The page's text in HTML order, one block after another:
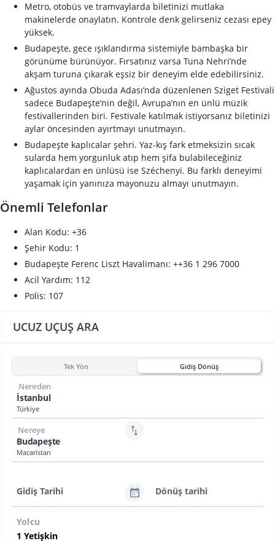
UCUZ UÇUŞ ARA
Tek Yön Gidiş Dönüş
İstanbul
Türkiye
Nereden
Budapeşte
Macaristan
Nereye
Gidiş Tarihi Dönüş tarihi
Yolcu
Metro, otobüs ve tramvaylarda biletinizi mutlaka
makinelerde onaylatın. Kontrole denk gelirseniz cezası epey
yüksek.
Budapeşte, gece ışıklandırma sistemiyle bambaşka bir
görünüme bürünüyor. Fırsatınız varsa Tuna Nehri’nde
akşam turuna çıkarak eşsiz bir deneyim elde edebilirsiniz.
Ağustos ayında Obuda Adası’nda düzenlenen Sziget Festivali
sadece Budapeşte’nin değil, Avrupa’nın en ünlü müzik
festivallerinden biri. Festivale katılmak istiyorsanız biletinizi
aylar öncesinden ayırtmayı unutmayın.
Budapeşte kaplıcalar şehri. Yaz-kış fark etmeksizin sıcak
sularda hem yorgunluk atıp hem şifa bulabileceğiniz
kaplıcalardan en ünlüsü ise Széchenyi. Bu farklı deneyimi
yaşamak için yanınıza mayonuzu almayı unutmayın.
Önemli Telefonlar
Alan Kodu: +36
Şehir Kodu: 1
Budapeşte Ferenc Liszt Havalimanı: ++36 1 296 7000
Acil Yardım: 112
Polis: 107